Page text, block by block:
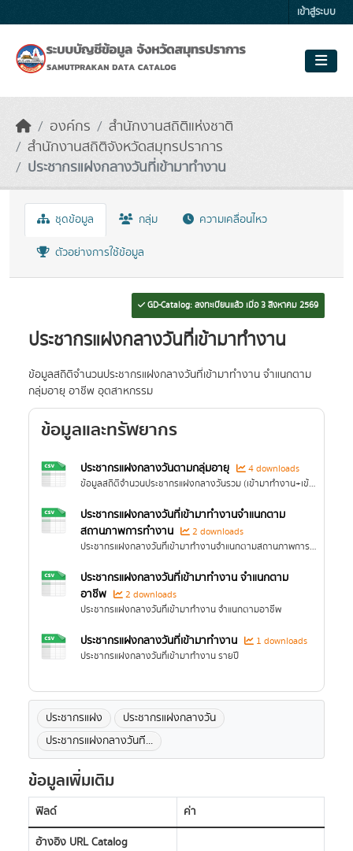
เข้าสู่ระบบ
องค์กร
สำนักงานสถิติแห่งชาติ
สำนักงานสถิติจังหวัดสมุทรปราการ
ประชากรแฝงกลางวันที่เข้ามาทำงาน
ชุดข้อมูล กลุ่ม ความเคลื่อนไหว
ตัวอย่างการใช้ข้อมูล
GD-Catalog: ลงทะเบียนแล้ว เมื่อ 3 สิงหาคม 2569
ประชากรแฝงกลางวันที่เข้ามาทำงาน
ข้อมูลสถิติจำนวนประชากรแฝงกลางวันที่เข้ามาทำงาน จำแนกตาม
กลุ่มอายุ อาชีพ อุตสาหกรรม
ข้อมูลและทรัพยากร
ประชากรแฝงกลางวันตามกลุ่มอายุ
4 downloads
ข้อมูลสถิติจำนวนประชากรแฝงกลางวันรวม (เข้ามาทำงาน+เข้ามาเรียนหนังสือ) ตามกลุ่มอายุ
ประชากรแฝงกลางวันที่เข้ามาทำงานจำแนกตาม
สถานภาพการทำงาน
2 downloads
ประชากรแฝงกลางวันที่เข้ามาทำงานจำแนกตามสถานภาพการทำงาน รายปี
ประชากรแฝงกลางวันที่เข้ามาทำงาน จำแนกตาม
อาชีพ
2 downloads
ประชากรแฝงกลางวันที่เข้ามาทำงาน จำแนกตามอาชีพ
ประชากรแฝงกลางวันที่เข้ามาทำงาน
1 downloads
ประชากรแฝงกลางวันที่เข้ามาทำงาน รายปี
ประชากรแฝง
ประชากรแฝงกลางวัน
ประชากรแฝงกลางวันที...
ข้อมูลเพิ่มเติม
ฟิลด์
ค่า
อ้างอิง URL Catalog